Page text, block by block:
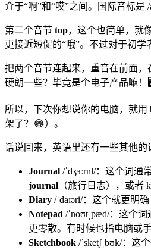
介于“啊”和“哎”之间。国际音标是
第二个音节 top，这个也简单，就
更接近短促的“哦”。不过对于初学
把两个音节连起来，重音在前面，
硬朗一些？毕竟是个电子产品嘛！
所以，下次你想说你的电脑，就用
架了？😂）。
话说回来，英语里还有一些其他的
Journal /ˈdʒɜːrnl/：这个词
journal （旅行日志），或者
Diary /ˈdaɪəri/：这个就更明
Notepad /ˈnoʊtˌpæd/：这个
更零散。有时候也指电脑或
Sketchbook /ˈsketʃˌbʊk/：